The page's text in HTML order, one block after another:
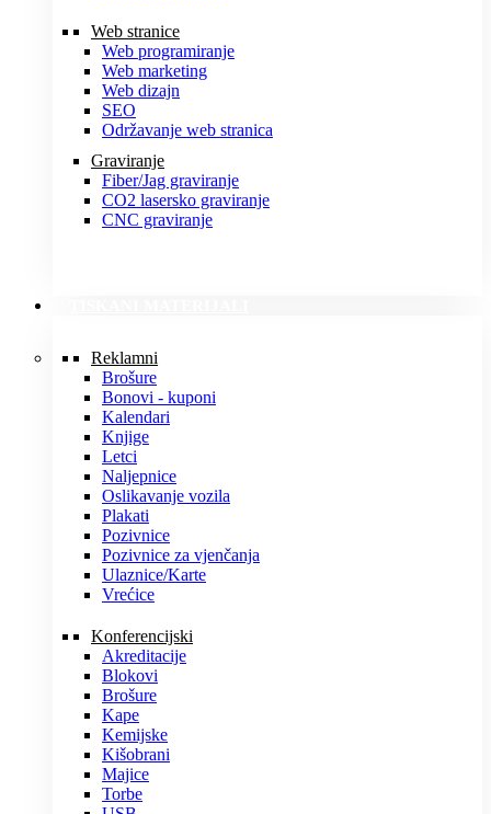
Web stranice
Web programiranje
Web marketing
Web dizajn
SEO
Održavanje web stranica
Graviranje
Fiber/Jag graviranje
CO2 lasersko graviranje
CNC graviranje
Reklamni
Brošure
Bonovi - kuponi
Kalendari
Knjige
Letci
Naljepnice
Oslikavanje vozila
Plakati
Pozivnice
Pozivnice za vjenčanja
Ulaznice/Karte
Vrećice
Konferencijski
Akreditacije
Blokovi
Brošure
Kape
Kemijske
Kišobrani
Majice
Torbe